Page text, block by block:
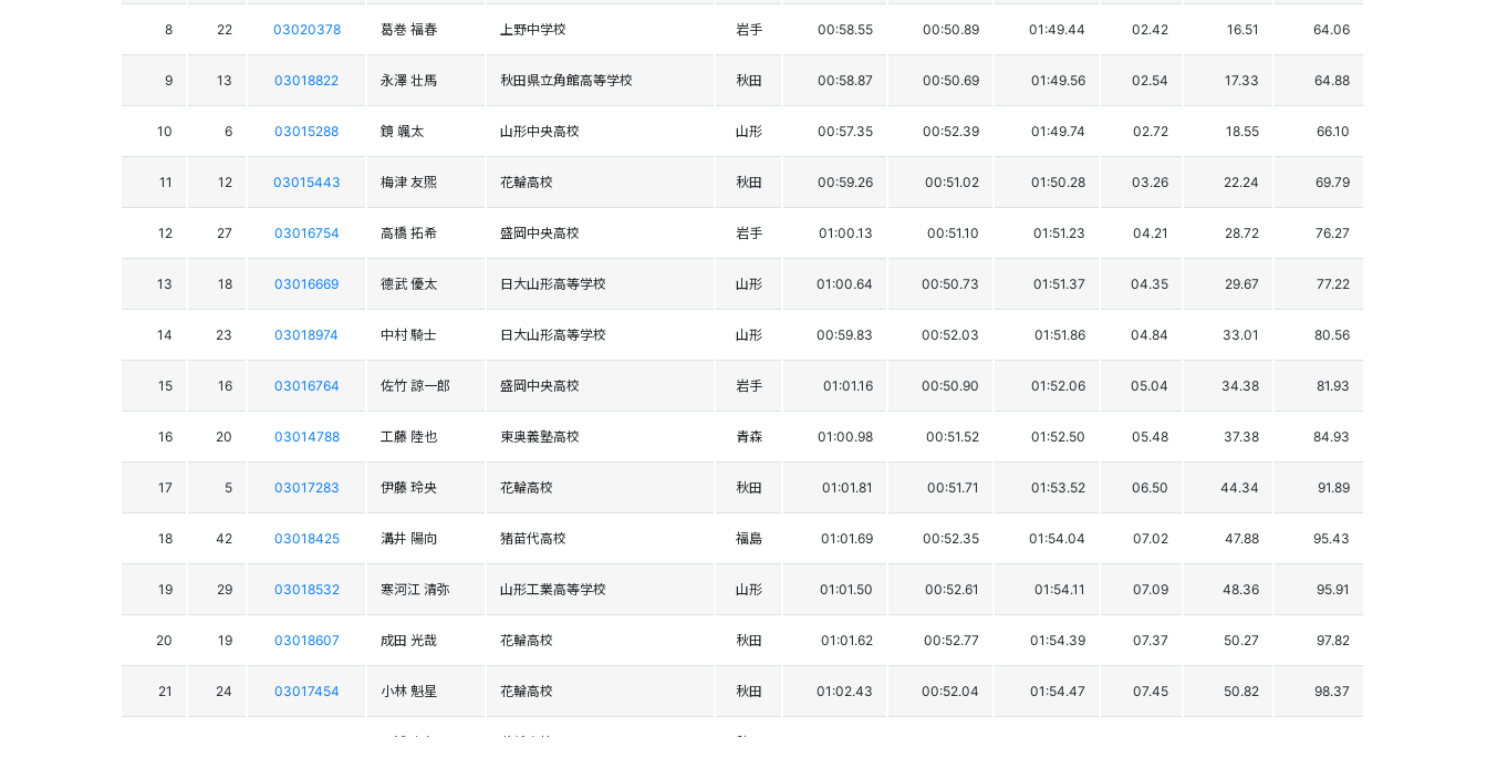
8 22 03020378 葛巻 福春 上野中学校 岩手 00:58.55 00:50.89 01:49.44 02.42 16.51 64.06
9 13 03018822 永澤 壮馬 秋田県立角館高等学校 秋田 00:58.87 00:50.69 01:49.56 02.54 17.33 64.88
10 6 03015288 鏡 颯太 山形中央高校 山形 00:57.35 00:52.39 01:49.74 02.72 18.55 66.10
11 12 03015443 梅津 友煕 花輪高校 秋田 00:59.26 00:51.02 01:50.28 03.26 22.24 69.79
12 27 03016754 高橋 拓希 盛岡中央高校 岩手 01:00.13 00:51.10 01:51.23 04.21 28.72 76.27
13 18 03016669 德武 優太 日大山形高等学校 山形 01:00.64 00:50.73 01:51.37 04.35 29.67 77.22
14 23 03018974 中村 騎士 日大山形高等学校 山形 00:59.83 00:52.03 01:51.86 04.84 33.01 80.56
15 16 03016764 佐竹 諒一郎 盛岡中央高校 岩手 01:01.16 00:50.90 01:52.06 05.04 34.38 81.93
16 20 03014788 工藤 陸也 東奥義塾高校 青森 01:00.98 00:51.52 01:52.50 05.48 37.38 84.93
17 5 03017283 伊藤 玲央 花輪高校 秋田 01:01.81 00:51.71 01:53.52 06.50 44.34 91.89
18 42 03018425 溝井 陽向 猪苗代高校 福島 01:01.69 00:52.35 01:54.04 07.02 47.88 95.43
19 29 03018532 寒河江 清弥 山形工業高等学校 山形 01:01.50 00:52.61 01:54.11 07.09 48.36 95.91
20 19 03018607 成田 光哉 花輪高校 秋田 01:01.62 00:52.77 01:54.39 07.37 50.27 97.82
21 24 03017454 小林 魁星 花輪高校 秋田 01:02.43 00:52.04 01:54.47 07.45 50.82 98.37
三浦 圭仁 花輪高校 秋田